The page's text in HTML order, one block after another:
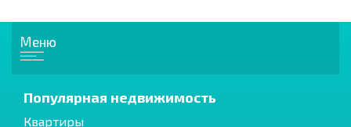
Меню
Популярная недвижимость
Квартиры